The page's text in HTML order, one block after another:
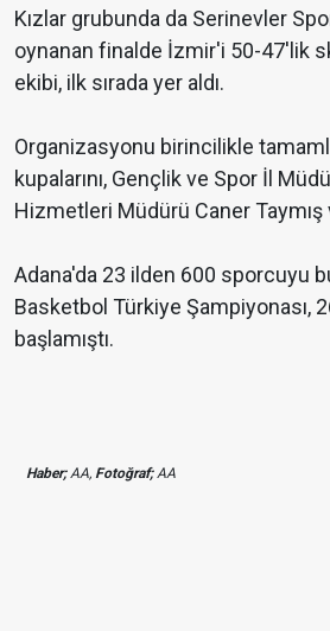
Kızlar grubunda da Serinevler
oynanan finalde İzmir'i 50-47'lik
ekibi, ilk sırada yer aldı.
Organizasyonu birincilikle
kupalarını, Gençlik ve Spor İl
Hizmetleri Müdürü Caner Taymış
Adana'da 23 ilden 600 sporcuyu
Basketbol Türkiye Şampiyonası,
başlamıştı.
Haber;AA, Fotoğraf;AA